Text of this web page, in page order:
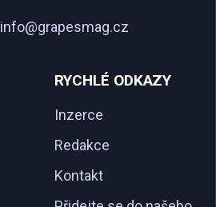
info@grapesmag.cz
RYCHLÉ ODKAZY
Inzerce
Redakce
Kontakt